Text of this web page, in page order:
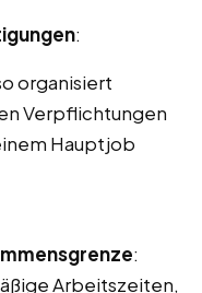
:
organisiert
Verpflichtungen
Hauptjob
:
Arbeitszeiten,